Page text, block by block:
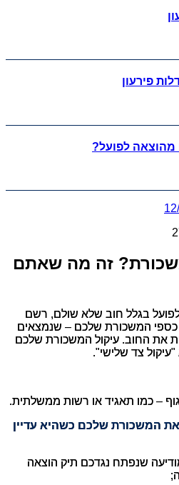
פירעון
לפועל?
זה מה שאתם
בגלל חוב שלא שולם, רשם
כספי המשכורת שלכם – שנמצאים
את החוב. עיקול המשכורת שלכם
צד שלישי".
– כמו תאגיד או רשות ממשלתית.
המשכורת שלכם כשהיא עדיין
שנפתח נגדכם תיק הוצאה